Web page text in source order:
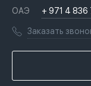
Переезд в
Гражданство
Вопросы и
Книги
Инфографика
Лицензии
Агентство
ОАЭ + 971 4 836
Заказать